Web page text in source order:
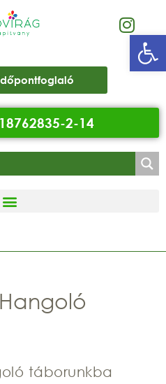
2-14
táborunkba